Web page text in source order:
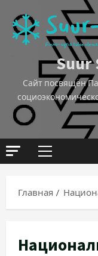
Suur
Сайт посвящён
Главная